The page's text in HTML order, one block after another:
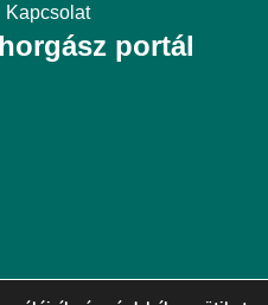
Kapcsolat
portál